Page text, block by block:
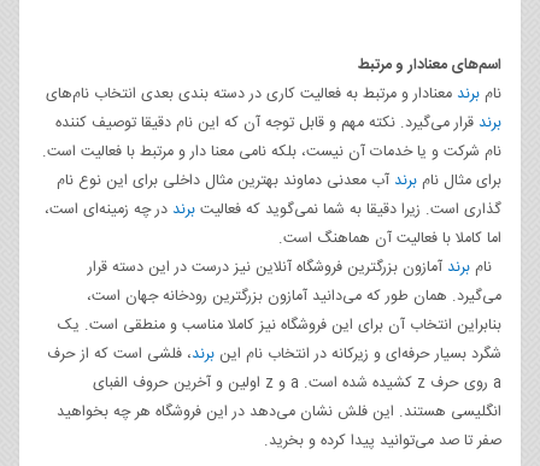
اسم‌های معنادار و مرتبط
نام برند معنادار و مرتبط به فعالیت کاری در دسته بندی بعدی انتخاب نام‌های
برند قرار می‌گیرد. نکته مهم و قابل توجه آن که این نام دقیقا توصیف کننده
نام شرکت و یا خدمات آن نیست، بلکه نامی معنا دار و مرتبط با فعالیت است.
برای مثال نام برند آب معدنی دماوند بهترین مثال داخلی برای این نوع نام
گذاری است. زیرا دقیقا به شما نمی‌گوید که فعالیتبرند در چه زمینه‌ای است،
اما کاملا با فعالیت آن هماهنگ است.
نام برند آمازون بزرگترین فروشگاه آنلاین نیز درست در این دسته قرار
می‌گیرد. همان طور که می‌دانید آمازون بزرگترین رودخانه جهان است،
بنابراین انتخاب آن برای این فروشگاه نیز کاملا مناسب و منطقی است. یک
شگرد بسیار حرفه‌ای و زیرکانه در انتخاب نام این برند، فلشی است که از حرف
a روی حرف z کشیده شده است. a و z اولین و آخرین حروف الفبای
انگلیسی هستند. این فلش نشان می‌دهد در این فروشگاه هر چه بخواهید
صفر تا صد می‌توانید پیدا کرده و بخرید.